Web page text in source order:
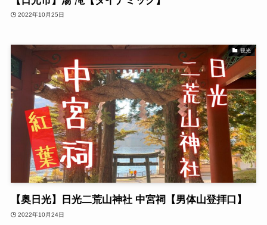
2022年10月25日
観光
【奥日光】日光二荒山神社 中宮祠【男体山登拝口】
2022年10月24日